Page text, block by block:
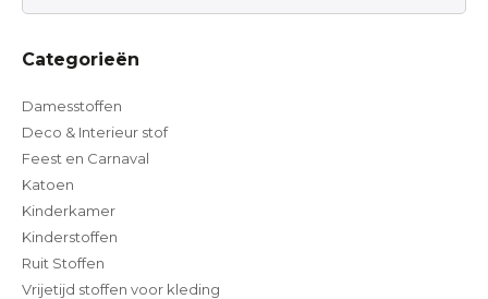
Categorieën
Damesstoffen
Deco & Interieur stof
Feest en Carnaval
Katoen
Kinderkamer
Kinderstoffen
Ruit Stoffen
Vrijetijd stoffen voor kleding